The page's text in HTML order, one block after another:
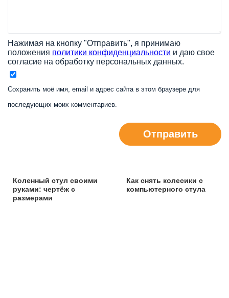
Нажимая на кнопку "Отправить", я принимаю
положения политики конфиденциальности и даю свое
согласие на обработку персональных данных.
Сохранить моё имя, email и адрес сайта в этом браузере для
последующих моих комментариев.
Отправить
Коленный стул своими
руками: чертёж с
размерами
Как снять колесики с
компьютерного стула